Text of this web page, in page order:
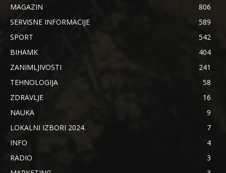
MAGAZIN
806
SERVISNE INFORMACIJE
589
SPORT
542
BIHAMK
404
ZANIMLJIVOSTI
241
TEHNOLOGIJA
58
ZDRAVLJE
16
NAUKA
9
LOKALNI IZBORI 2024.
7
INFO
4
RADIO
3